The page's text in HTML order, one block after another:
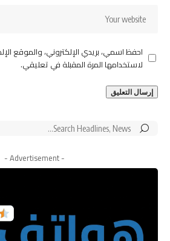
احفظ اسمي، بريدي الإلكتروني، والموقع
لاستخدامها المرة المقبلة في تعليقي.
Search
- Advertisement -